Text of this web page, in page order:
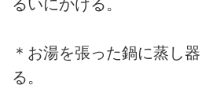
るいにかける。
＊お湯を張った鍋に蒸し
る。